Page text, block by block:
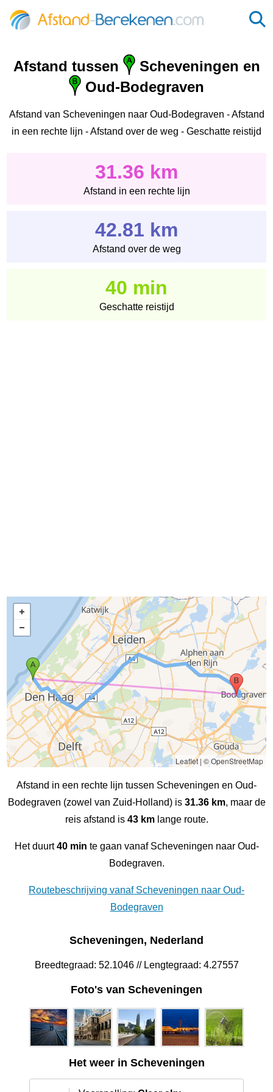
Afstand tussen
Scheveningen‎ en
Oud-Bodegraven‎
Afstand van Scheveningen‎ naar Oud-Bodegraven‎ - Afstand
in een rechte lijn - Afstand over de weg - Geschatte reistijd
31.36 km
Afstand in een rechte lijn
42.81 km
Afstand over de weg
40 min
Geschatte reistijd
Leaflet| © OpenStreetMap
Afstand in een rechte lijn tussen Scheveningen‎ en Oud-
Bodegraven‎ (zowel van Zuid-Holland) is 31.36 km, maar de
reis afstand is 43 kmlange route.
Het duurt40 min te gaan vanaf Scheveningen‎ naar Oud-
Bodegraven‎.
Routebeschrijving vanaf Scheveningen‎ naar Oud-
Bodegraven‎
Scheveningen‎, Nederland
Breedtegraad: 52.1046 // Lengtegraad: 4.27557
Foto's van Scheveningen‎
Het weer in Scheveningen‎